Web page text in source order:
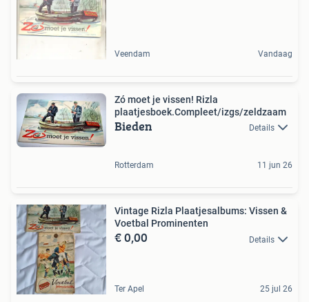
Veendam Vandaag
Zó moet je vissen! Rizla
plaatjesboek.Compleet/izgs/zeldzaam
Bieden Details
Rotterdam 11 jun 26
Vintage Rizla Plaatjesalbums: Vissen &
Voetbal Prominenten
€ 0,00 Details
Ter Apel 25 jul 26